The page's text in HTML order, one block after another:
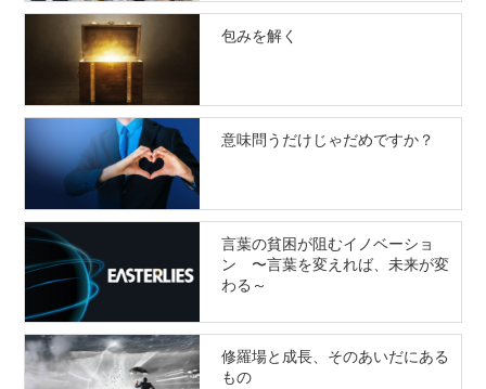
包みを解く
意味問うだけじゃだめですか？
言葉の貧困が阻むイノベーショ
ン 〜言葉を変えれば、未来が変
わる～
修羅場と成長、そのあいだにある
もの